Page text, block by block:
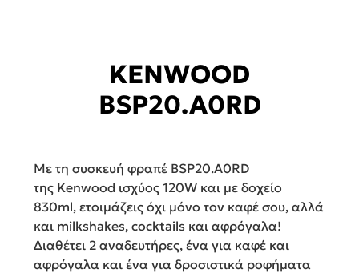
KENWOOD
BSP20.A0RD
Mε τη συσκευή φραπέ BSP20.A0RD
της Kenwood ισχύος 120W και με δοχείο
830ml, ετοιμάζεις όχι μόνο τον καφέ σου, αλλά
και milkshakes, cocktails και αφρόγαλα!
Διαθέτει 2 αναδευτήρες, ένα για καφέ και
αφρόγαλα και ένα για δροσιστικά ροφήματα